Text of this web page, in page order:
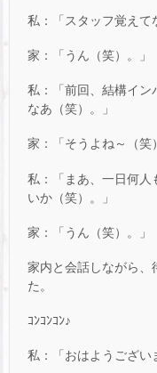
私：「スタッフ覚えて
家：「うん（笑）。」
私：「前回、結構イン
なあ（笑）。」
家：「そうよね～（笑
私：「まあ、一日何人
いか（笑）。」
家：「うん（笑）。」
家内と会話しながら、
た。
ｺﾝｺﾝｺﾝ♪
私：「おはようござい